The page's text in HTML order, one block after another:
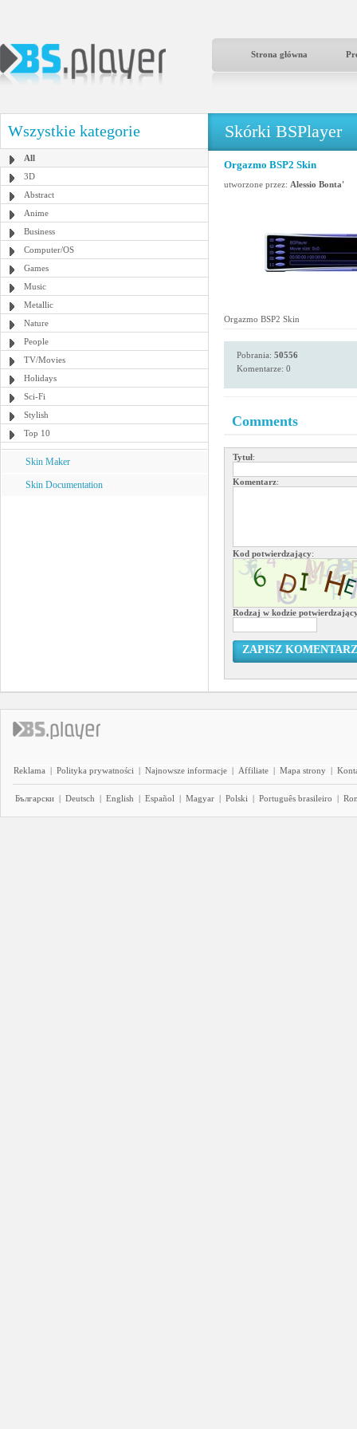
Strona główna
Wszystkie kategorie
All
3D
Abstract
Anime
Business
Computer/OS
Games
Music
Metallic
Nature
People
TV/Movies
Holidays
Sci-Fi
Stylish
Top 10
Skin Maker
Skin Documentation
Skórki BSPlayer
Orgazmo BSP2 Skin
utworzone przez: Alessio Bonta'
Orgazmo BSP2 Skin
Pobrania: 50556
Komentarze: 0
Comments
Tytuł:
Komentarz:
Kod potwierdzający:
Rodzaj w kodzie
ZAPISZ KOMENTARZ
Reklama | Polityka prywatności | Najnowsze informacje | Affiliate | Mapa strony |
Български | Deutsch | English | Español | Magyar | Polski | Português brasileiro |